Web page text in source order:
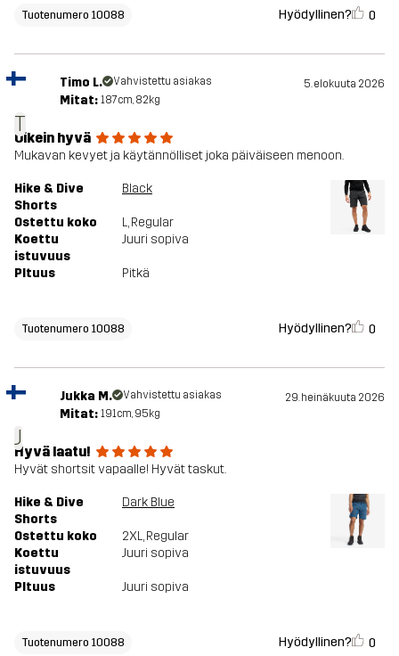
Tuotenumero 10088 Hyödyllinen? 0
T
Timo L. Vahvistettu asiakas 5. elokuuta 2026
Mitat: 187cm, 82kg
Oikein hyvä
Mukavan kevyet ja käytännölliset joka päiväiseen menoon.
Hike & Dive
Shorts
Black
Ostettu koko L, Regular
Koettu
istuvuus
Juuri sopiva
PItuus Pitkä
Tuotenumero 10088 Hyödyllinen? 0
J
Jukka M. Vahvistettu asiakas 29. heinäkuuta 2026
Mitat: 191cm, 95kg
Hyvä laatu!
Hyvät shortsit vapaalle! Hyvät taskut.
Hike & Dive
Shorts
Dark Blue
Ostettu koko 2XL, Regular
Koettu
istuvuus
Juuri sopiva
PItuus Juuri sopiva
Tuotenumero 10088 Hyödyllinen? 0